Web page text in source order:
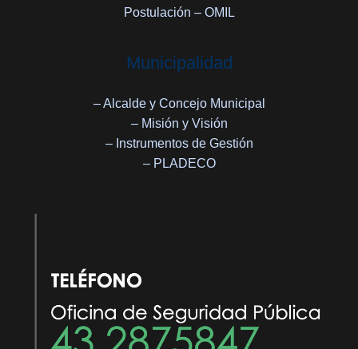
Postulación – OMIL
Municipalidad
– Alcalde y Concejo Municipal
– Misión y Visión
– Instrumentos de Gestión
– PLADECO